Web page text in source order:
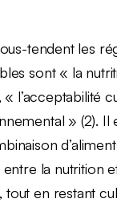
tendent les
sont « la
« l’acceptabilité
» (2). Il
la nutrition
tout en restant